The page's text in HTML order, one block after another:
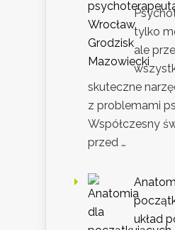
tylko
ale
skuteczne
z problemami
Współczesny
przed …
układ